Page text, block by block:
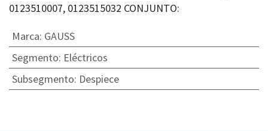
0123510007, 0123515032 CONJUNTO:
Marca: GAUSS
Segmento: Eléctricos
Subsegmento: Despiece